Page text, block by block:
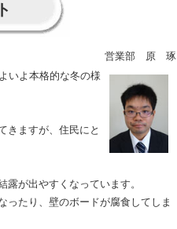
営業部 原 琢
いよ本格的な冬の様
きますが、住民にと
が出やすくなっています。
たり、壁のボードが腐食してしま